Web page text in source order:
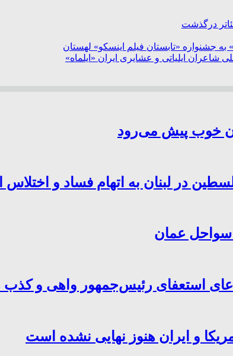
درگذشت
به جشنواره «تابستان فیلم اینسکو» لهستان
ایلیاتی و عشایری ایران «ایلماه»
خوب پیش می‌رود
در لبنان به اتهام فساد و اختلاس
سواحل عمان
استعفای رئیس‌جمهور واهی و
و ایران هنوز نهایی نشده است